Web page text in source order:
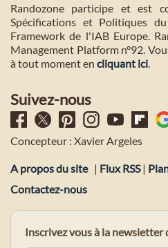
Randozone participe et est
Spécifications et Politiques
Framework de l'IAB Europe.
Management Platform n°92.
à tout moment en cliquant ici.
Suivez-nous
Concepteur : Xavier Argeles
A propos du site | Flux RSS|
Contactez-nous
Inscrivez vous à la newsletter